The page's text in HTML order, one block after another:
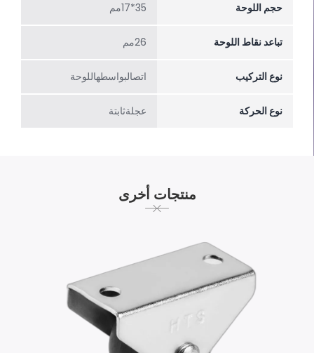
حجم اللوحة 35*17مم
تباعد نقاط اللوحة 26مم
نوع التركيب اتصالبواسطهاللوحة
نوع الحركة عجلةثابتة
منتجات أخرى